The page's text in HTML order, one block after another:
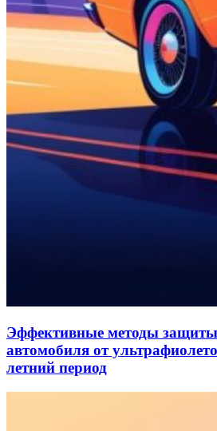
Эффективные методы
автомобиля от
летний период